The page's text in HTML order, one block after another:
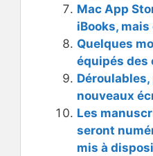
Mac App
iBooks,
Quelques
équipés des
nouveaux
Les
seront
mis à